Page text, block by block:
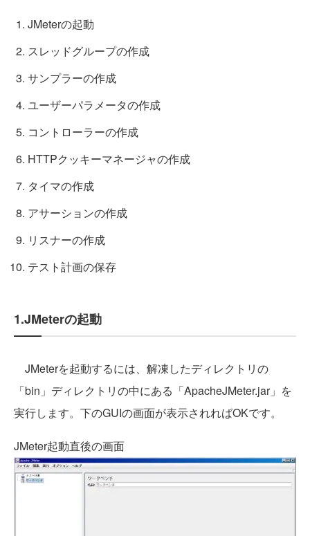
JMeterの起動
スレッドグループの作成
サンプラーの作成
ユーザーパラメータの作成
コントローラーの作成
HTTPクッキーマネージャの作成
タイマの作成
アサーションの作成
リスナーの作成
テスト計画の保存
1.JMeterの起動
JMeterを起動するには、解凍したディレクトリの
「bin」ディレクトリの中にある「ApacheJMeter.jar」を
実行します。下のGUIの画面が表示されればOKです。
JMeter起動直後の画面